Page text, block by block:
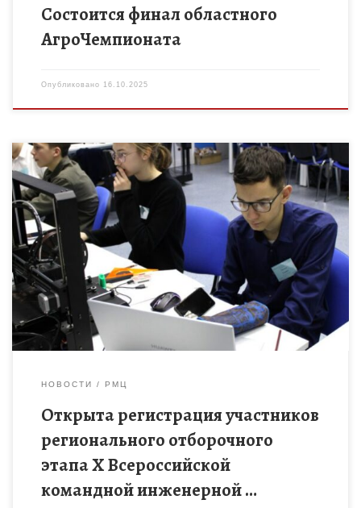
Состоится финал областного
АгроЧемпионата
Опубликовано 16.10.2025
Олимпиада состоится 7 и 8 ноября 2025 года на базе МАОУ
«Лицей №14 имени Заслуженного учителя Российской
Федерации А.М. Кузьмина» города Тамбова и направлена на
[…]
НОВОСТИ РМЦ
Открыта регистрация участников
регионального отборочного
этапа X Всероссийской
командной инженерной …